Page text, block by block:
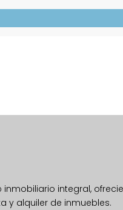
35m2 y
integral,
y alquiler de inmuebles.